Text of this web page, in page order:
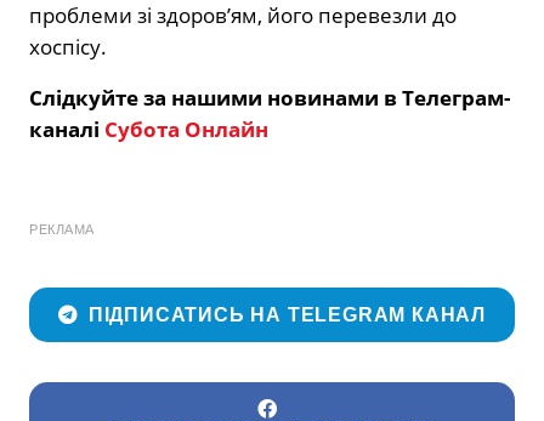
проблеми зі здоров’ям, його перевезли до
хоспісу.
Слідкуйте за нашими новинами в Телеграм-
каналі Субота Онлайн
РЕКЛАМА
ПІДПИСАТИСЬ НА TELEGRAM КАНАЛ